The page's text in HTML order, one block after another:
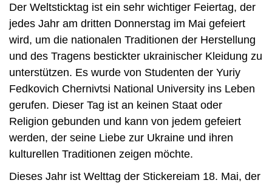
Der Weltsticktag ist ein sehr wichtiger Feiertag, der
jedes Jahr am dritten Donnerstag im Mai gefeiert
wird, um die nationalen Traditionen der Herstellung
und des Tragens bestickter ukrainischer Kleidung zu
unterstützen. Es wurde von Studenten der Yuriy
Fedkovich Chernivtsi National University ins Leben
gerufen. Dieser Tag ist an keinen Staat oder
Religion gebunden und kann von jedem gefeiert
werden, der seine Liebe zur Ukraine und ihren
kulturellen Traditionen zeigen möchte.
Dieses Jahr ist Welttag der Stickereiam 18. Mai, der